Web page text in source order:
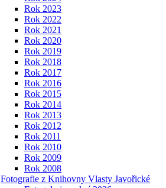
Rok 2023
Rok 2022
Rok 2021
Rok 2020
Rok 2019
Rok 2018
Rok 2017
Rok 2016
Rok 2015
Rok 2014
Rok 2013
Rok 2012
Rok 2011
Rok 2010
Rok 2009
Rok 2008
Fotografie z Knihovny Vlasty Javořické